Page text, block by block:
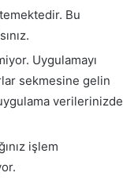
Bu
Uygulamayı
sekmesine gelin
verilerinizde
işlem